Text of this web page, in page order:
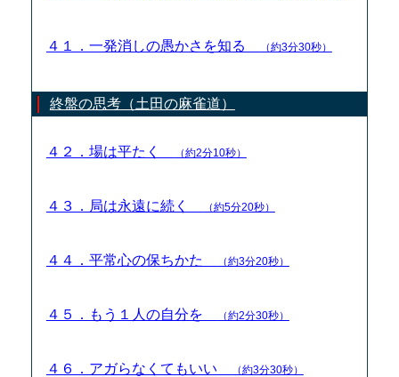
４１．一発消しの愚かさを知る （約3分30秒）
終盤の思考（土田の麻雀道）
４２．場は平たく （約2分10秒）
４３．局は永遠に続く （約5分20秒）
４４．平常心の保ちかた （約3分20秒）
４５．もう１人の自分を （約2分30秒）
４６．アガらなくてもいい （約3分30秒）